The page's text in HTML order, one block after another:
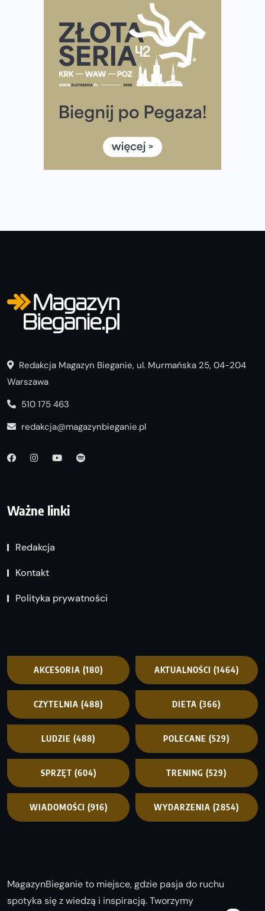
Ponad 12 tysięcy uczestników pobiegło dla Bohaterów!
Tętno vs tempo – czym kierować się w bieganiu?
Co ma dużo białka? Produkty, które warto włączyć do
Rozbiegany Olsztyn szykuje się na weekend z
Już w tę sobotę 35. Bieg Powstania Warszawskiego.
Wystartuje rekordowa liczba uczestników
35. Bieg Powstania Warszawskiego – praktyczny
poradnik przed startem
Redakcja Magazyn Bieganie, ul. Murmańska 25, 04-204
Warszawa
510 175 463
redakcja@magazynbieganie.pl
Ważne linki
Redakcja
Kontakt
Polityka prywatności
AKCESORIA (180) AKTUALNOŚCI (1464)
CZYTELNIA (488) DIETA (366)
LUDZIE (488) POLECANE (529)
SPRZĘT (604) TRENING (529)
WIADOMOŚCI (916) WYDARZENIA (2854)
MagazynBieganie to miejsce, gdzie pasja do ruchu
spotyka się z wiedzą i inspiracją. Tworzymy